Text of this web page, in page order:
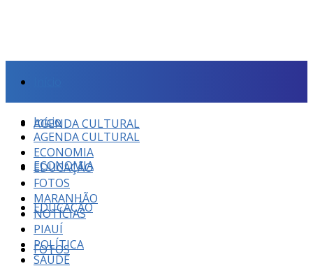
AGENDA CULTURAL
ECONOMIA
EDUCAÇÃO
FOTOS
Início
AGENDA CULTURAL
ECONOMIA
EDUCAÇÃO
FOTOS
MARANHÃO
NOTÍCIAS
PIAUÍ
POLÍTICA
SAÚDE